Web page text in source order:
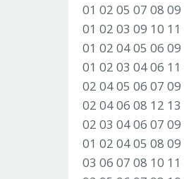
01 02 05 07 08
01 02 03 09 10
01 02 04 05 06
01 02 03 04 06
02 04 05 06 07
02 04 06 08 12
02 03 04 06 07
01 02 04 05 08
03 06 07 08 10